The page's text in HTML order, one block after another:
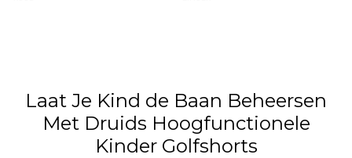
Laat Je Kind de Baan Beheersen
Met Druids Hoogfunctionele
Kinder Golfshorts